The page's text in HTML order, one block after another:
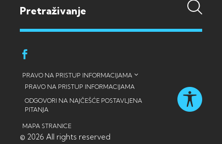
PRAVO NA PRISTUP INFORMACIJAMA
PRAVO NA PRISTUP INFORMACIJAMA
ODGOVORI NA NAJČEŠĆE POSTAVLJENA
PITANJA
MAPA STRANICE
© 2026 All rights reserved